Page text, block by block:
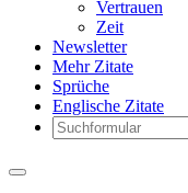
Vertrauen
Zeit
Newsletter
Mehr Zitate
Sprüche
Englische Zitate